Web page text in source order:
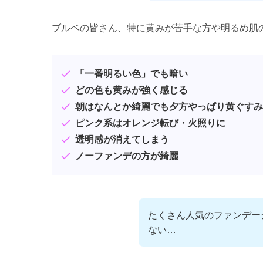
ブルベの皆さん、特に黄みが苦手な方や明るめ
「一番明るい色」でも暗い
どの色も黄みが強く感じる
朝はなんとか綺麗でも夕方やっぱり黄ぐす
ピンク系はオレンジ転び・火照りに
透明感が消えてしまう
ノーファンデの方が綺麗
たくさん人気のファンデ
ない…